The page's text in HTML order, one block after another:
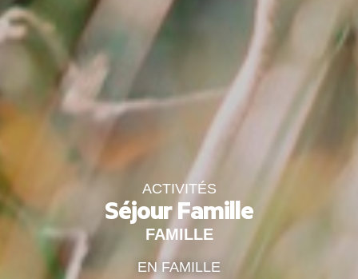
ACTIVITÉS
Séjour Famille
FAMILLE
EN FAMILLE